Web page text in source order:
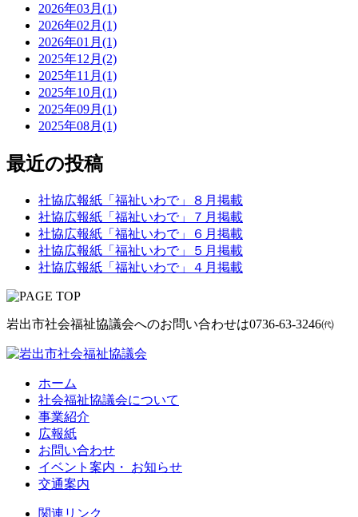
2026年03月(1)
2026年02月(1)
2026年01月(1)
2025年12月(2)
2025年11月(1)
2025年10月(1)
2025年09月(1)
2025年08月(1)
最近の投稿
社協広報紙「福祉いわで」８月掲載
社協広報紙「福祉いわで」７月掲載
社協広報紙「福祉いわで」６月掲載
社協広報紙「福祉いわで」５月掲載
社協広報紙「福祉いわで」４月掲載
岩出市社会福祉協議会へのお問い合わせは0736-63-3246㈹
ホーム
社会福祉協議会について
事業紹介
広報紙
お問い合わせ
イベント案内・ お知らせ
交通案内
関連リンク